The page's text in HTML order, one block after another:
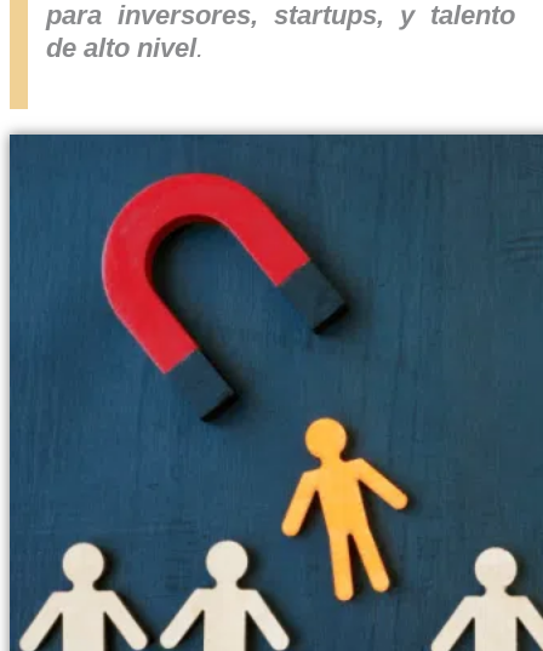
para inversores, startups, y talento
de alto nivel.